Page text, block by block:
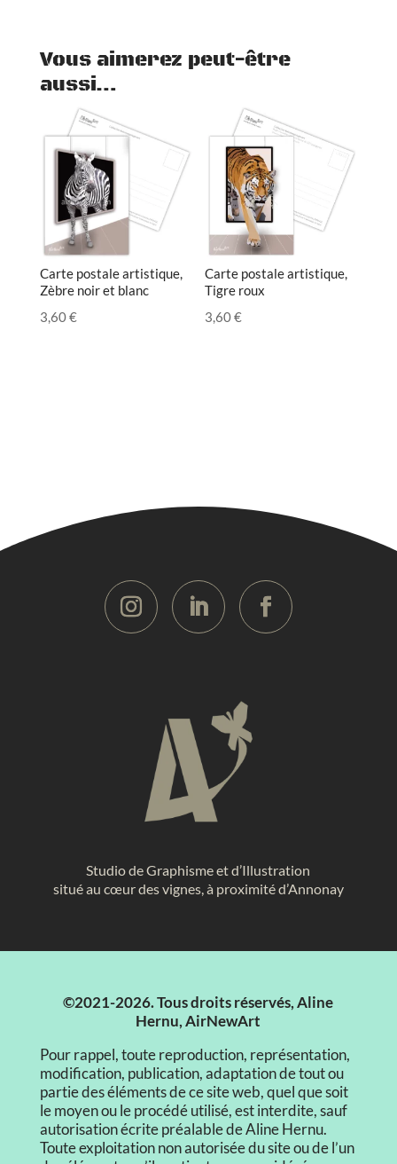
Vous aimerez peut-être
aussi…
Carte postale artistique,
Zèbre noir et blanc
3,60€
Carte postale artistique,
Tigre roux
3,60€
Studio de Graphisme et d’Illustration
situé au cœur des vignes, à proximité d’Annonay
©2021-2026. Tous droits réservés, Aline
Hernu, AirNewArt
Pour rappel, toute reproduction, représentation,
modification, publication, adaptation de tout ou
partie des éléments de ce site web, quel que soit
le moyen ou le procédé utilisé, est interdite, sauf
autorisation écrite préalable de Aline Hernu.
Toute exploitation non autorisée du site ou de l’un